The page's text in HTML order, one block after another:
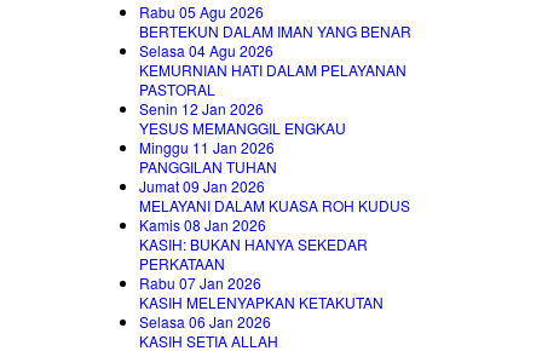
Rabu 05 Agu 2026
BERTEKUN DALAM IMAN YANG BENAR
Selasa 04 Agu 2026
KEMURNIAN HATI DALAM PELAYANAN
PASTORAL
Senin 12 Jan 2026
YESUS MEMANGGIL ENGKAU
Minggu 11 Jan 2026
PANGGILAN TUHAN
Jumat 09 Jan 2026
MELAYANI DALAM KUASA ROH KUDUS
Kamis 08 Jan 2026
KASIH: BUKAN HANYA SEKEDAR
PERKATAAN
Rabu 07 Jan 2026
KASIH MELENYAPKAN KETAKUTAN
Selasa 06 Jan 2026
KASIH SETIA ALLAH